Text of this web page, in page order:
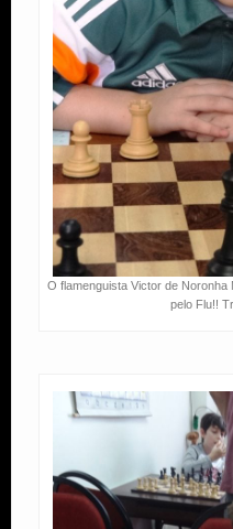
O flamenguista Victor de
pelo Flu!!